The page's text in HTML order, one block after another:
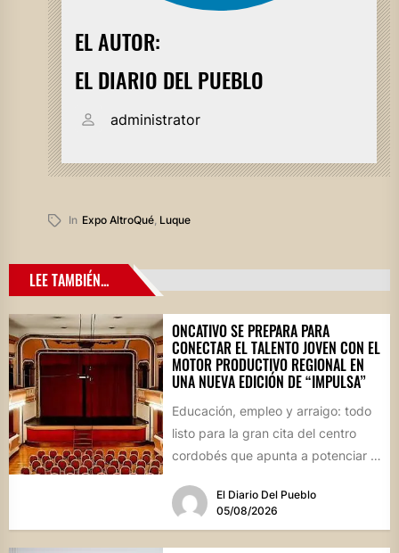
EL AUTOR:
EL DIARIO DEL PUEBLO
administrator
In Expo AltroQué, Luque
LEE TAMBIÉN...
ONCATIVO SE PREPARA PARA
CONECTAR EL TALENTO JOVEN CON EL
MOTOR PRODUCTIVO REGIONAL EN
UNA NUEVA EDICIÓN DE “IMPULSA”
Educación, empleo y arraigo: todo
listo para la gran cita del centro
cordobés que apunta a potenciar el
El Diario Del Pueblo
05/08/2026